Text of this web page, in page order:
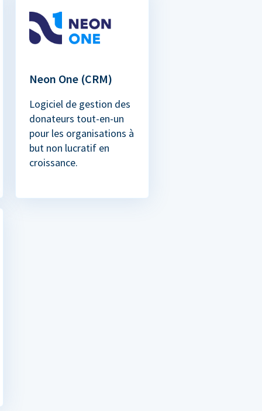
Neon One (CRM)
Logiciel de gestion des
donateurs tout-en-un
pour les organisations à
but non lucratif en
croissance.